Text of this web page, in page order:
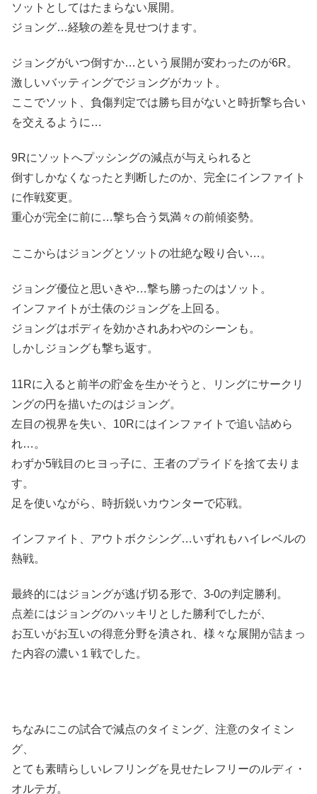
ソットとしてはたまらない展開。
ジョング…経験の差を見せつけます。
ジョングがいつ倒すか…という展開が変わったのが6R。
激しいバッティングでジョングがカット。
ここでソット、負傷判定では勝ち目がないと時折撃ち合い
を交えるように…
9Rにソットへプッシングの減点が与えられると
倒すしかなくなったと判断したのか、完全にインファイト
に作戦変更。
重心が完全に前に…撃ち合う気満々の前傾姿勢。
ここからはジョングとソットの壮絶な殴り合い…。
ジョング優位と思いきや…撃ち勝ったのはソット。
インファイトが土俵のジョングを上回る。
ジョングはボディを効かされあわやのシーンも。
しかしジョングも撃ち返す。
11Rに入ると前半の貯金を生かそうと、リングにサークリ
ングの円を描いたのはジョング。
左目の視界を失い、10Rにはインファイトで追い詰めら
れ…。
わずか5戦目のヒヨっ子に、王者のプライドを捨て去りま
す。
足を使いながら、時折鋭いカウンターで応戦。
インファイト、アウトボクシング…いずれもハイレベルの
熱戦。
最終的にはジョングが逃げ切る形で、3-0の判定勝利。
点差にはジョングのハッキリとした勝利でしたが、
お互いがお互いの得意分野を潰され、様々な展開が詰まっ
た内容の濃い１戦でした。
ちなみにこの試合で減点のタイミング、注意のタイミン
グ、
とても素晴らしいレフリングを見せたレフリーのルディ・
オルテガ。